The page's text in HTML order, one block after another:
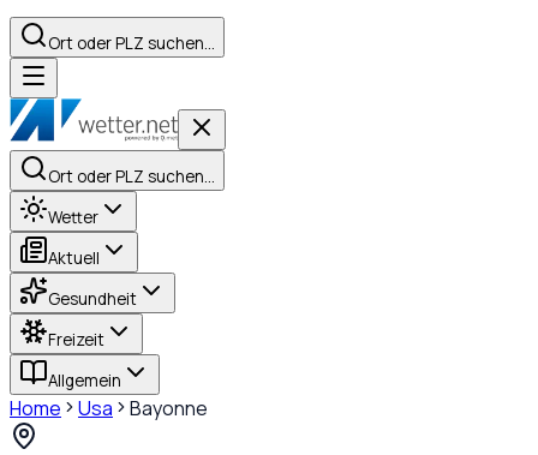
Ort oder PLZ suchen…
Ort oder PLZ suchen…
Wetter
Aktuell
Gesundheit
Freizeit
Allgemein
Home Usa Bayonne